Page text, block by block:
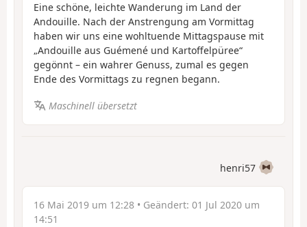
Eine schöne, leichte Wanderung im Land der
Andouille. Nach der Anstrengung am Vormittag
haben wir uns eine wohltuende Mittagspause mit
„Andouille aus Guémené und Kartoffelpüree“
gegönnt – ein wahrer Genuss, zumal es gegen
Ende des Vormittags zu regnen begann.
Maschinell übersetzt
henri57
16 Mai 2019 um 12:28 • Geändert: 01 Jul 2020 um
14:51